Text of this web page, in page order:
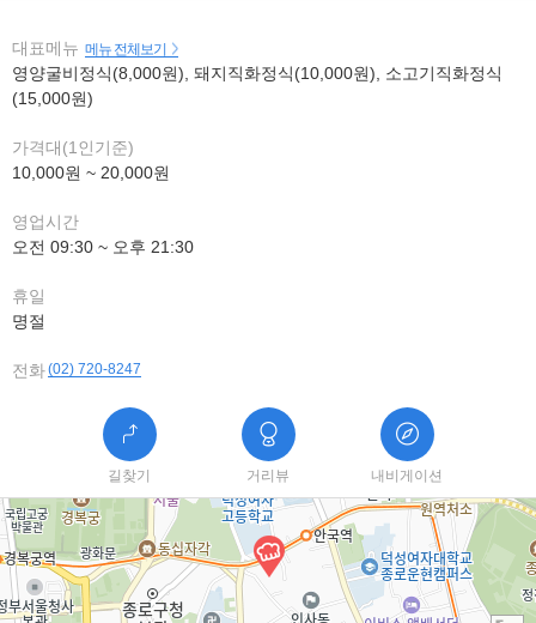
대표메뉴 메뉴 전체보기
영양굴비정식(8,000원), 돼지직화정식(10,000원), 소고기직화정식
(15,000원)
가격대(1인기준)
10,000원 ~ 20,000원
영업시간
오전 09:30 ~ 오후 21:30
휴일
명절
전화(02) 720-8247
길찾기 거리뷰 내비게이션